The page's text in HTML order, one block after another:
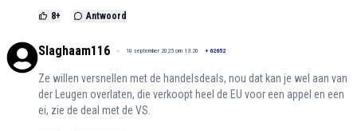
8+ Antwoord
Slaghaam116 10 september 2025 om 13:20 + 62652
Ze willen versnellen met de handelsdeals, nou dat kan je wel aan van
der Leugen overlaten, die verkoopt heel de EU voor een appel en een
ei, zie de deal met de VS.